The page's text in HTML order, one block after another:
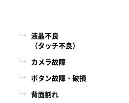
液晶不良
（タッチ不良）
カメラ故障
ボタン故障・破損
背面割れ